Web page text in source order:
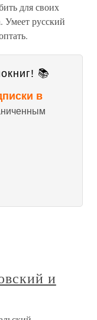
для своих
Умеет русский
📚
в
и